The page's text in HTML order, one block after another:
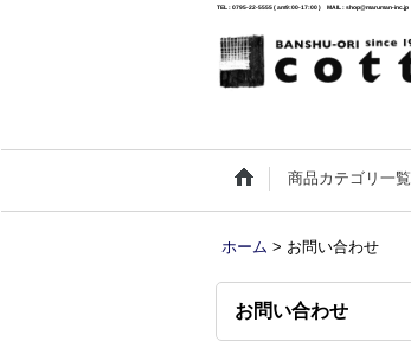
TEL : 0795-22-5555 ( am9:00-17:00 ) MAIL : shop@maruman-inc.jp
商品カテゴリ一覧
ホーム > お問い合わせ
お問い合わせ